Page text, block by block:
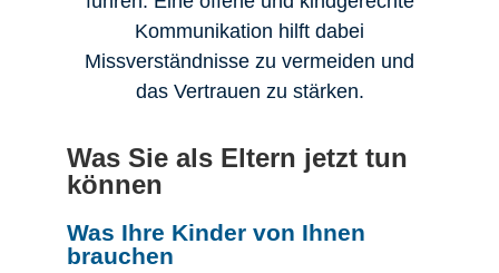
Kommunikation hilft dabei
Missverständnisse zu vermeiden und
das Vertrauen zu stärken.
Was Sie als Eltern jetzt tun
können
Was Ihre Kinder von Ihnen
brauchen